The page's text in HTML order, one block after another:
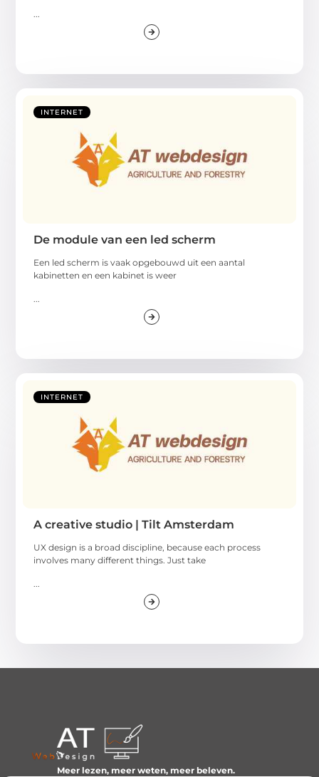
INTERNET
De module van een led scherm
Een led scherm is vaak opgebouwd uit een aantal
kabinetten en een kabinet is weer
INTERNET
A creative studio | Tilt Amsterdam
UX design is a broad discipline, because each process
involves many different things. Just take
Meer lezen, meer weten, meer beleven.